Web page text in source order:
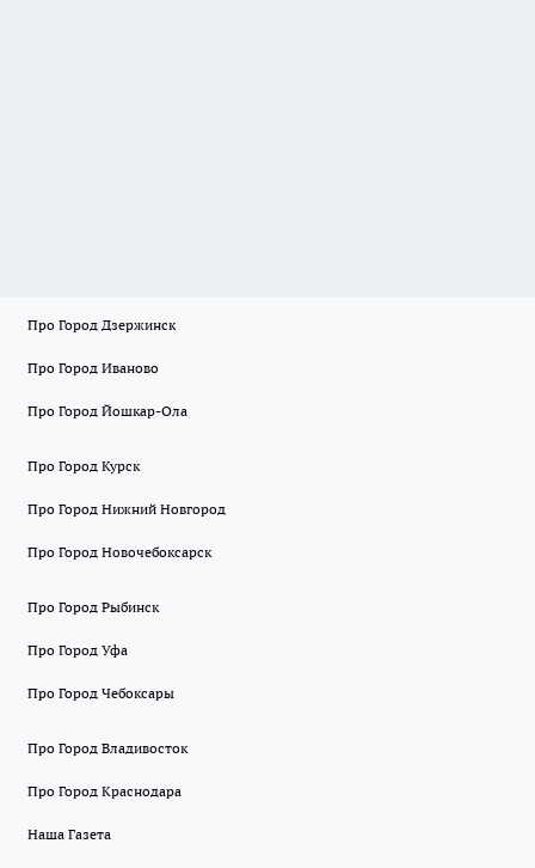
Про Город Дзержинск
Про Город Иваново
Про Город Йошкар-Ола
Про Город Курск
Про Город Нижний Новгород
Про Город Новочебоксарск
Про Город Рыбинск
Про Город Уфа
Про Город Чебоксары
Про Город Владивосток
Про Город Краснодара
Наша Газета